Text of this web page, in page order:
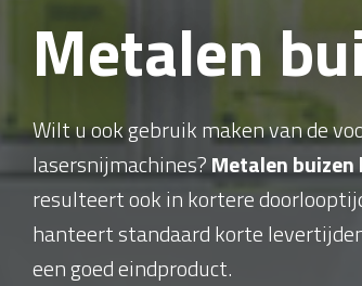
Metalen
Wilt u ook gebruik maken van de
lasersnijmachines?Metalen
resulteert ook in kortere
hanteert standaard korte
een goed eindproduct.